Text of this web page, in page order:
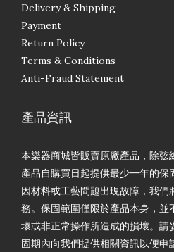
Delivery & Shipping
Payment
Return Policy
Terms & Conditions
Anti-Fraud Statement
產品資訊
本樂器商城皆販賣原廠產品，除弦
產品自購買日起提供最少一年的保
因材料或工藝問題出現故障，我們
務。保固範圍僅限於產品本身，並
壞或非正常操作所造成的損壞。請
固期內向我們提供相關資訊以便申